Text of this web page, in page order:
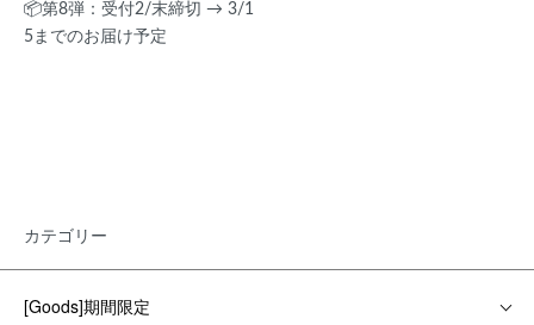
📦第8弾：受付2/末締切 → 3/1
5までのお届け予定
カテゴリー
[Goods]期間限定